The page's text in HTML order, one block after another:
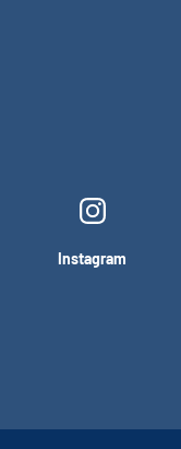
Instagram